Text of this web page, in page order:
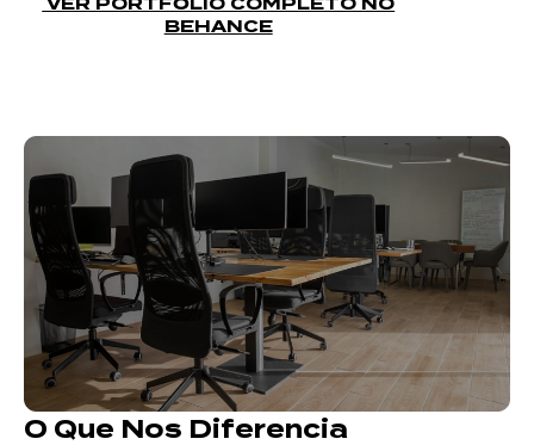
VER PORTFÓLIO COMPLETO NO
BEHANCE
O Que Nos Diferencia